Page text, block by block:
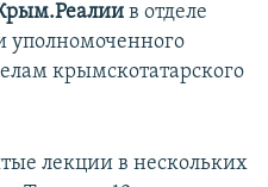
в отделе
уполномоченного
крымскотатарского
лекции в нескольких